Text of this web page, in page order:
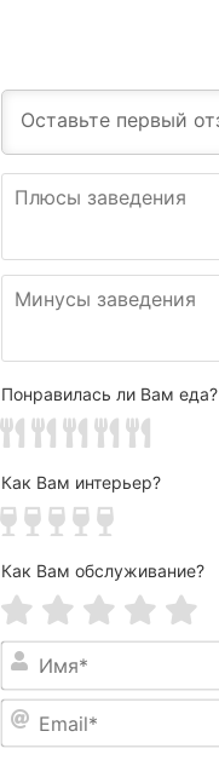
Понравилась ли Вам еда?
Как Вам интерьер?
Как Вам обслуживание?